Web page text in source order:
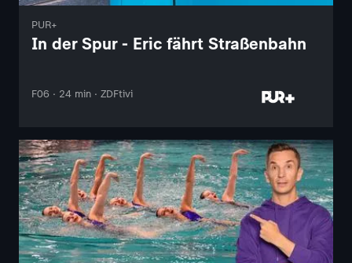
PUR+
In der Spur - Eric fährt Straßenbahn
F06 · 24 min · ZDFtivi